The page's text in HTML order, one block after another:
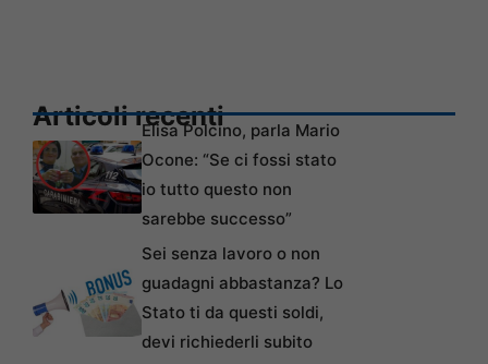
Articoli recentiElisa Polcino, parla Mario
Ocone: “Se ci fossi stato
io tutto questo non
sarebbe successo”
Sei senza lavoro o non
guadagni abbastanza? Lo
Stato ti da questi soldi,
devi richiederli subito